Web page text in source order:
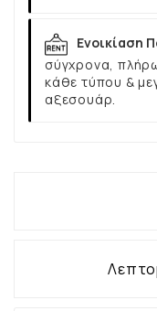
Ενοικίαση
σύγχρονα,
κάθε τύπου &
αξεσουάρ.